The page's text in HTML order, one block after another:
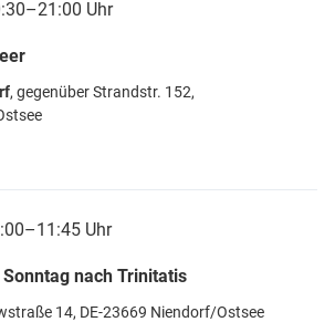
Uhr
, gegenüber Strandstr. 152,
Uhr
nach Trinitatis
14, DE-23669 Niendorf/Ostsee